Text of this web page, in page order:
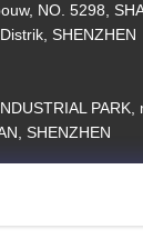
NO. 5298,
SHENZHEN
PARK,
SHENZHEN